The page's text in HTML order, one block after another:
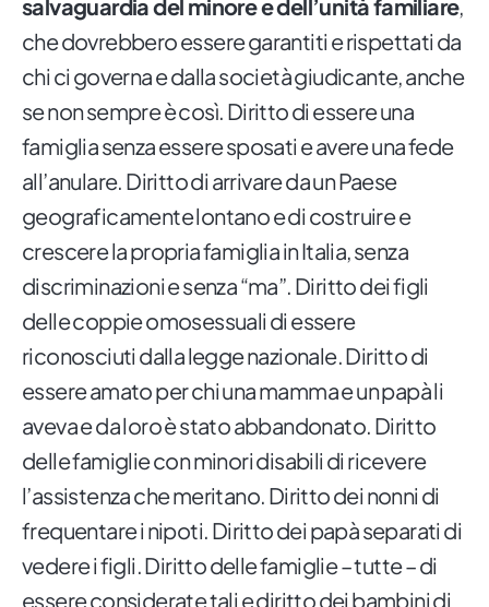
salvaguardia del minore e dell’unità familiare,
che dovrebbero essere garantiti e rispettati da
chi ci governa e dalla società giudicante, anche
se non sempre è così. Diritto di essere una
famiglia senza essere sposati e avere una fede
all’anulare. Diritto di arrivare da un Paese
geograficamente lontano e di costruire e
crescere la propria famiglia in Italia, senza
discriminazioni e senza “ma”. Diritto dei figli
delle coppie omosessuali di essere
riconosciuti dalla legge nazionale. Diritto di
essere amato per chi una mamma e un papà li
aveva e da loro è stato abbandonato. Diritto
delle famiglie con minori disabili di ricevere
l’assistenza che meritano. Diritto dei nonni di
frequentare i nipoti. Diritto dei papà separati di
vedere i figli. Diritto delle famiglie – tutte – di
essere considerate tali e diritto dei bambini di